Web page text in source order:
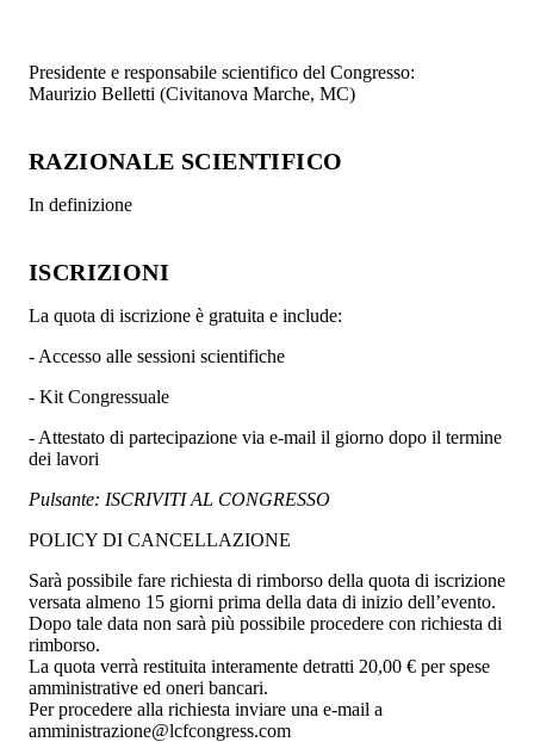
Presidente e responsabile scientifico del Congresso:
Maurizio Belletti (Civitanova Marche, MC)
RAZIONALE SCIENTIFICO
In definizione
ISCRIZIONI
La quota di iscrizione è gratuita e include:
- Accesso alle sessioni scientifiche
- Kit Congressuale
- Attestato di partecipazione via e-mail il giorno dopo il termine
dei lavori
Pulsante: ISCRIVITI AL CONGRESSO
POLICY DI CANCELLAZIONE
Sarà possibile fare richiesta di rimborso della quota di iscrizione
versata almeno 15 giorni prima della data di inizio dell’evento.
Dopo tale data non sarà più possibile procedere con richiesta di
rimborso.
La quota verrà restituita interamente detratti 20,00 € per spese
amministrative ed oneri bancari.
Per procedere alla richiesta inviare una e-mail a
amministrazione@lcfcongress.com